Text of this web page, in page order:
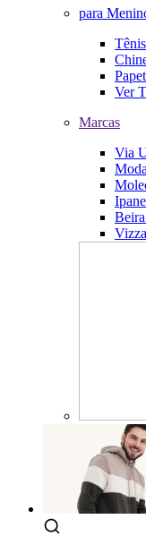
para
Tênis
Ver
Marcas
Via